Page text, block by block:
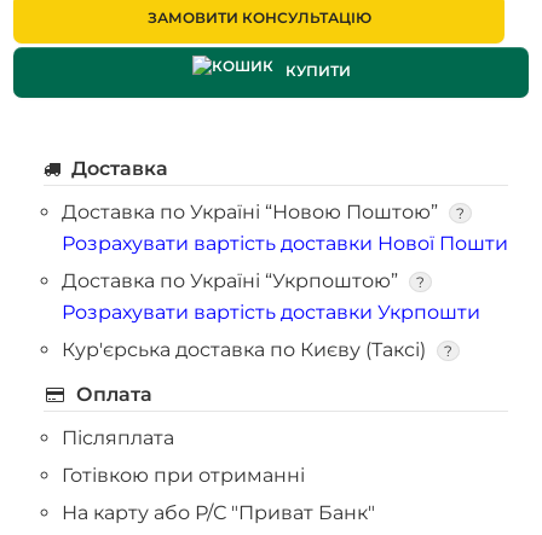
ЗАМОВИТИ КОНСУЛЬТАЦІЮ
КУПИТИ
Доставка
Доставка по Україні “Новою Поштою”
?
Розрахувати вартість доставки Нової Пошти
Доставка по Україні “Укрпоштою”
?
Розрахувати вартість доставки Укрпошти
Кур'єрська доставка по Києву (Таксі)
?
Оплата
Післяплата
Готівкою при отриманні
На карту або Р/С "Приват Банк"